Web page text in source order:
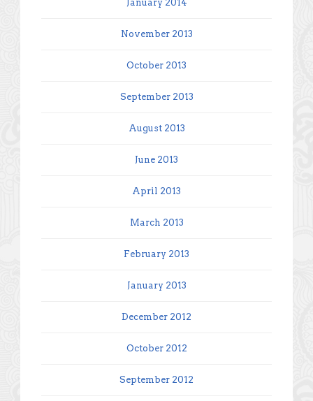
January 2014
November 2013
October 2013
September 2013
August 2013
June 2013
April 2013
March 2013
February 2013
January 2013
December 2012
October 2012
September 2012